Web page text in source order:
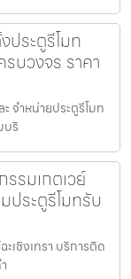
ระตูรีโมท
บวงจร ราคา
จำหน่ายประตูรีโมท
บริ
รมเกตเวย์
ประตูรีโมทรับ
เชิงเทรา บริการติด